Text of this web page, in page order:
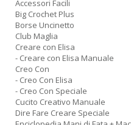
Accessori Facili
Big Crochet Plus
Borse Uncinetto
Club Maglia
Creare con Elisa
- Creare con Elisa Manuale
Creo Con
- Creo Con Elisa
- Creo Con Speciale
Cucito Creativo Manuale
Dire Fare Creare Speciale